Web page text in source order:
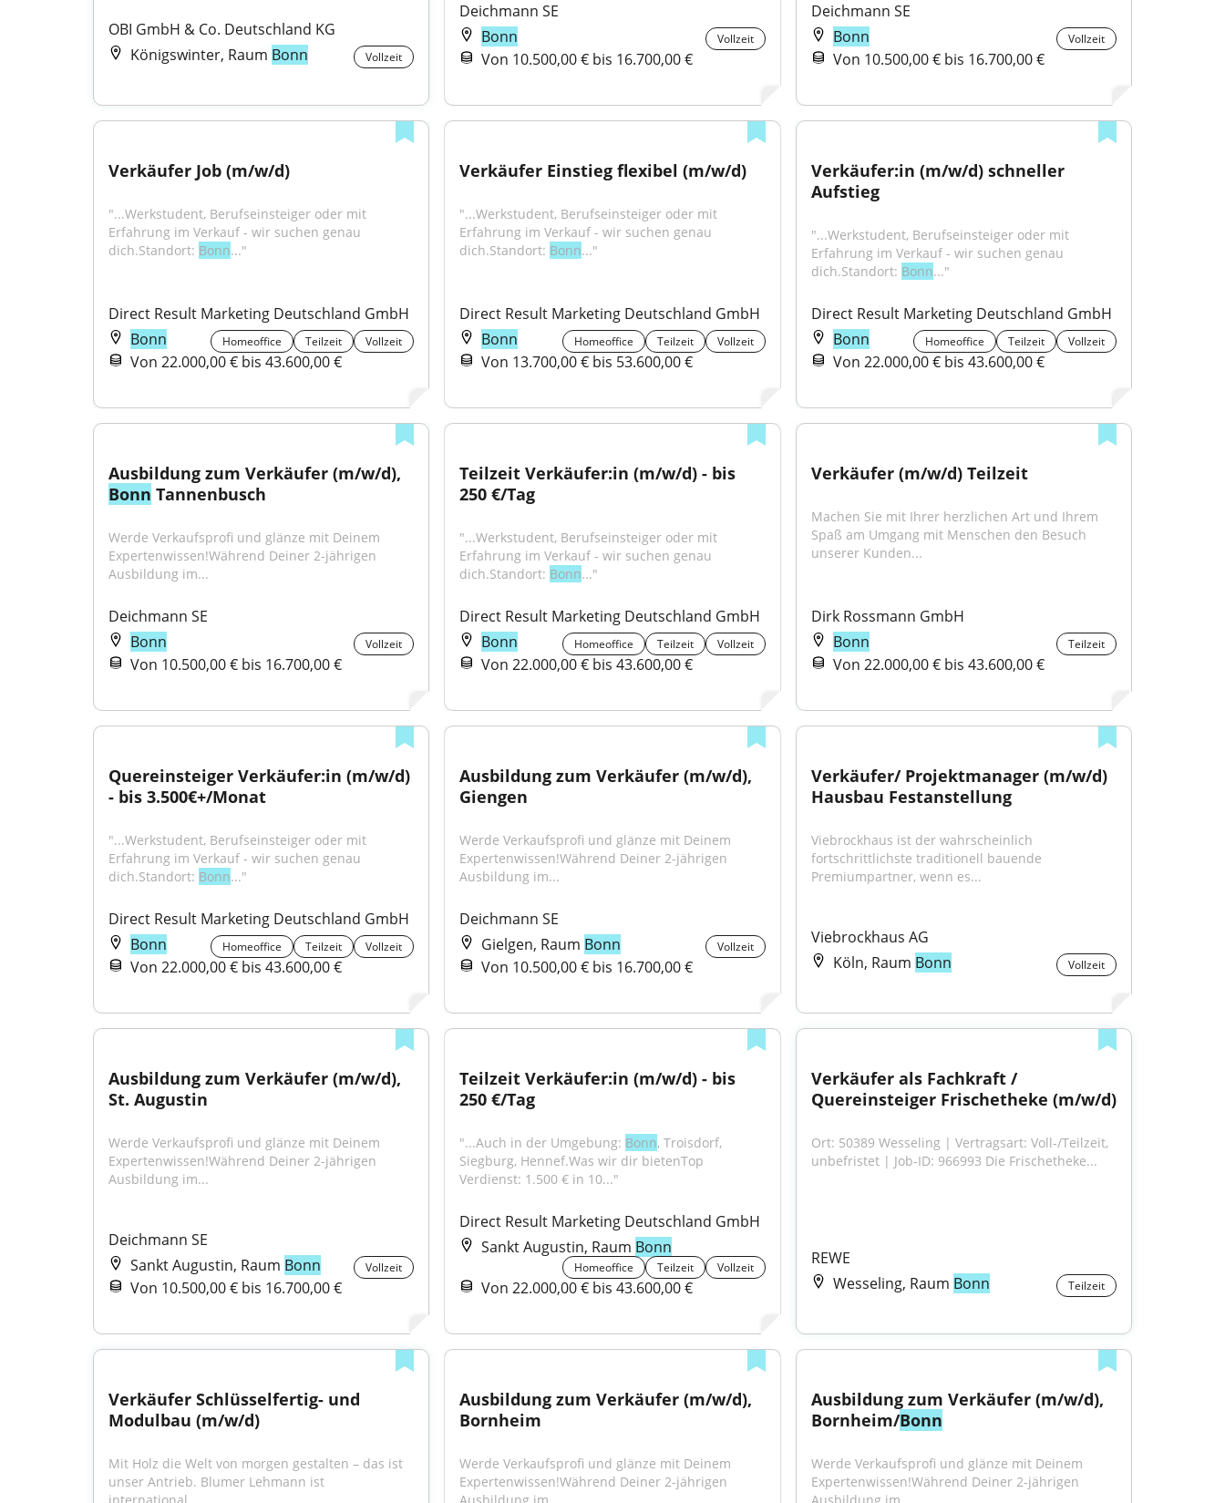
OBI GmbH & Co. Deutschland KG
Königswinter, Raum Bonn Vollzeit
Deichmann SE
Bonn
Vollzeit
Von 10.500,00 € bis 16.700,00 €
Deichmann SE
Bonn
Vollzeit
Von 10.500,00 € bis 16.700,00 €
Verkäufer Job (m/w/d)
"...Werkstudent, Berufseinsteiger oder mit
Erfahrung im Verkauf - wir suchen genau
dich.Standort: Bonn..."
Direct Result Marketing Deutschland GmbH
Bonn
Homeoffice Teilzeit Vollzeit
Von 22.000,00 € bis 43.600,00 €
Verkäufer Einstieg flexibel (m/w/d)
"...Werkstudent, Berufseinsteiger oder mit
Erfahrung im Verkauf - wir suchen genau
dich.Standort: Bonn..."
Direct Result Marketing Deutschland GmbH
Bonn
Homeoffice Teilzeit Vollzeit
Von 13.700,00 € bis 53.600,00 €
Verkäufer:in (m/w/d) schneller
Aufstieg
"...Werkstudent, Berufseinsteiger oder mit
Erfahrung im Verkauf - wir suchen genau
dich.Standort: Bonn..."
Direct Result Marketing Deutschland GmbH
Bonn
Homeoffice Teilzeit Vollzeit
Von 22.000,00 € bis 43.600,00 €
Bonn Tannenbusch
Werde Verkaufsprofi und glänze mit Deinem
Expertenwissen!Während Deiner 2-jährigen
Ausbildung im...
Deichmann SE
Bonn
Vollzeit
Von 10.500,00 € bis 16.700,00 €
Teilzeit Verkäufer:in (m/w/d) - bis
250 €/Tag
"...Werkstudent, Berufseinsteiger oder mit
Erfahrung im Verkauf - wir suchen genau
dich.Standort: Bonn..."
Direct Result Marketing Deutschland GmbH
Bonn
Homeoffice Teilzeit Vollzeit
Von 22.000,00 € bis 43.600,00 €
Verkäufer (m/w/d) Teilzeit
Machen Sie mit Ihrer herzlichen Art und Ihrem
Spaß am Umgang mit Menschen den Besuch
unserer Kunden...
Dirk Rossmann GmbH
Bonn
Teilzeit
Von 22.000,00 € bis 43.600,00 €
Quereinsteiger Verkäufer:in (m/w/d)
- bis 3.500€+/Monat
"...Werkstudent, Berufseinsteiger oder mit
Erfahrung im Verkauf - wir suchen genau
dich.Standort: Bonn..."
Direct Result Marketing Deutschland GmbH
Bonn
Homeoffice Teilzeit Vollzeit
Von 22.000,00 € bis 43.600,00 €
Ausbildung zum Verkäufer (m/w/d),
Giengen
Werde Verkaufsprofi und glänze mit Deinem
Expertenwissen!Während Deiner 2-jährigen
Ausbildung im...
Deichmann SE
Gielgen, Raum Bonn Vollzeit
Von 10.500,00 € bis 16.700,00 €
Verkäufer/ Projektmanager (m/w/d)
Hausbau Festanstellung
Viebrockhaus ist der wahrscheinlich
fortschrittlichste traditionell bauende
Premiumpartner, wenn es...
Viebrockhaus AG
Köln, Raum Bonn Vollzeit
Ausbildung zum Verkäufer (m/w/d),
St. Augustin
Werde Verkaufsprofi und glänze mit Deinem
Expertenwissen!Während Deiner 2-jährigen
Ausbildung im...
Deichmann SE
Sankt Augustin, Raum Bonn Vollzeit
Von 10.500,00 € bis 16.700,00 €
Teilzeit Verkäufer:in (m/w/d) - bis
250 €/Tag
"...Auch in der Umgebung: Bonn, Troisdorf,
Siegburg, Hennef.Was wir dir bietenTop
Verdienst: 1.500 € in 10..."
Direct Result Marketing Deutschland GmbH
Sankt Augustin, Raum Bonn
Homeoffice Teilzeit Vollzeit
Von 22.000,00 € bis 43.600,00 €
Verkäufer als Fachkraft /
Quereinsteiger Frischetheke (m/w/d)
Ort: 50389 Wesseling | Vertragsart: Voll-/Teilzeit,
unbefristet | Job-ID: 966993 Die Frischetheke...
REWE
Wesseling, Raum Bonn Teilzeit
Verkäufer Schlüsselfertig- und
Modulbau (m/w/d)
Mit Holz die Welt von morgen gestalten – das ist
unser Antrieb. Blumer Lehmann ist
Ausbildung zum Verkäufer (m/w/d),
Bornheim
Werde Verkaufsprofi und glänze mit Deinem
Expertenwissen!Während Deiner 2-jährigen
Ausbildung zum Verkäufer (m/w/d),
Bornheim/Bonn
Werde Verkaufsprofi und glänze mit Deinem
Expertenwissen!Während Deiner 2-jährigen